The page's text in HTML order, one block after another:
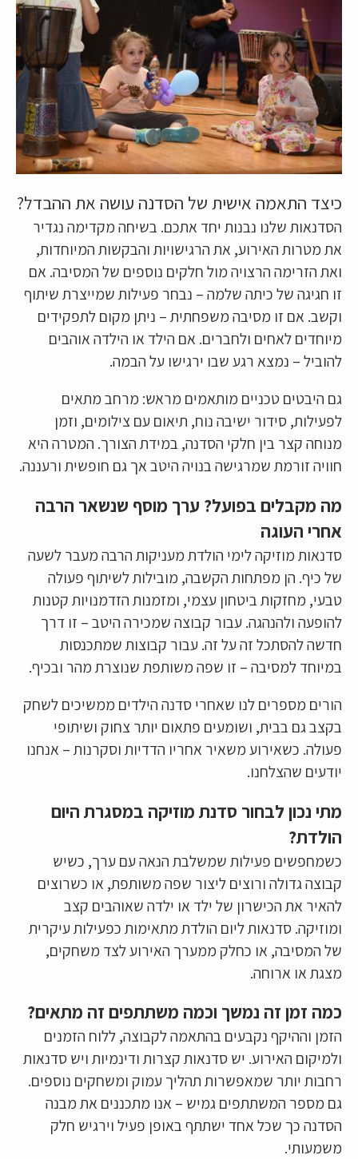
כיצד התאמה אישית של הסדנה עושה את ההבדל?
הסדנאות שלנו נבנות יחד אתכם. בשיחה מקדימה נגדיר
את מטרות האירוע, את הרגישויות והבקשות המיוחדות,
ואת הזרימה הרצויה מול חלקים נוספים של המסיבה. אם
זו חגיגה של כיתה שלמה – נבחר פעילות שמייצרת שיתוף
וקשב. אם זו מסיבה משפחתית – ניתן מקום לתפקידים
מיוחדים לאחים ולחברים. אם הילד או הילדה אוהבים
להוביל – נמצא רגע שבו ירגישו על הבמה.
גם היבטים טכניים מותאמים מראש: מרחב מתאים
לפעילות, סידור ישיבה נוח, תיאום עם צילומים, וזמן
מנוחה קצר בין חלקי הסדנה, במידת הצורך. המטרה היא
חוויה זורמת שמרגישה בנויה היטב אך גם חופשית ורעננה.
מה מקבלים בפועל? ערך מוסף שנשאר הרבה
אחרי העוגה
סדנאות מוזיקה לימי הולדת מעניקות הרבה מעבר לשעה
של כיף. הן מפתחות הקשבה, מובילות לשיתוף פעולה
טבעי, מחזקות ביטחון עצמי, ומזמנות הזדמנויות קטנות
להופעה ולהנהגה. עבור קבוצה שמכירה היטב – זו דרך
חדשה להסתכל זה על זה. עבור קבוצות שמתכנסות
במיוחד למסיבה – זו שפה משותפת שנוצרת מהר ובכיף.
הורים מספרים לנו שאחרי סדנה הילדים ממשיכים לשחק
בקצב גם בבית, ושומעים פתאום יותר צחוק ושיתופי
פעולה. כשאירוע משאיר אחריו הדדיות וסקרנות – אנחנו
יודעים שהצלחנו.
מתי נכון לבחור סדנת מוזיקה במסגרת היום
הולדת?
כשמחפשים פעילות שמשלבת הנאה עם ערך, כשיש
קבוצה גדולה ורוצים ליצור שפה משותפת, או כשרוצים
להאיר את הכישרון של ילד או ילדה שאוהבים קצב
ומוזיקה. סדנאות ליום הולדת מתאימות כפעילות עיקרית
של המסיבה, או כחלק ממערך האירוע לצד משחקים,
מצגת או ארוחה.
כמה זמן זה נמשך וכמה משתתפים זה מתאים?
הזמן וההיקף נקבעים בהתאמה לקבוצה, ללוח הזמנים
ולמיקום האירוע. יש סדנאות קצרות ודינמיות ויש סדנאות
רחבות יותר שמאפשרות תהליך עמוק ומשחקים נוספים.
גם מספר המשתתפים גמיש – אנו מתכננים את מבנה
הסדנה כך שכל אחד ישתתף באופן פעיל וירגיש חלק
משמעותי.